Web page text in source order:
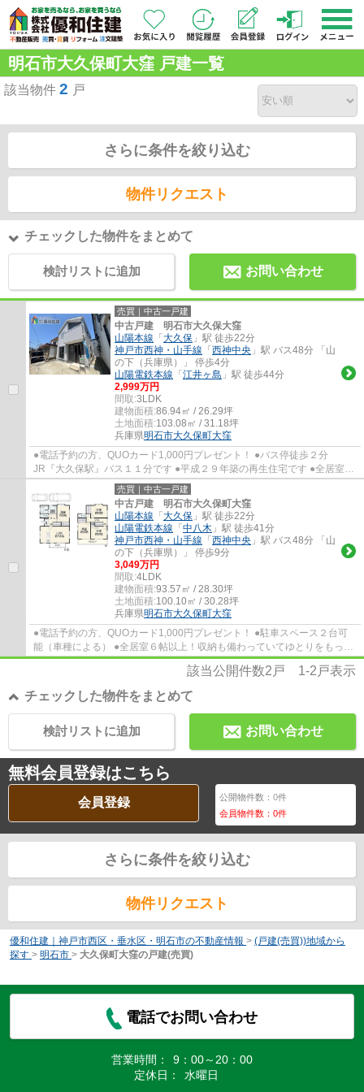
明石市大久保町大窪 戸建一覧
該当物件 2 戸
さらに条件を絞り込む
物件リクエスト
チェックした物件をまとめて
検討リストに追加 お問い合わせ
売買｜中古一戸建
中古戸建 明石市大久保大窪
山陽本線 「大久保 」駅 徒歩22分
神戸市西神・山手線 「西神中央 」駅 バス48分 「山
の下（兵庫県）」 停歩4分
山陽電鉄本線 「江井ヶ島 」駅 徒歩44分
2,999万円
間取:3LDK
建物面積:86.94㎡ / 26.29坪
土地面積:103.08㎡ / 31.18坪
兵庫県明石市大久保町大窪
●電話予約の方、QUOカード1,000円プレゼント！ ●バス停徒歩２分
JR『大久保駅』バス１１分です ●平成２９年築の再生住宅です ●全居室収
納有り！各居室２面採光です！ ●スーパー・コンビ...
売買｜中古一戸建
中古戸建 明石市大久保町大窪
山陽本線 「大久保 」駅 徒歩22分
山陽電鉄本線 「中八木 」駅 徒歩41分
神戸市西神・山手線 「西神中央 」駅 バス48分 「山
の下（兵庫県）」 停歩9分
3,049万円
間取:4LDK
建物面積:93.57㎡ / 28.30坪
土地面積:100.10㎡ / 30.28坪
兵庫県明石市大久保町大窪
●電話予約の方、QUOカード1,000円プレゼント！ ●駐車スペース２台可
能（車種による） ●全居室６帖以上！収納も備わっていてゆとりをもって
生活できます ●外装・内装リフォームされて快...
該当公開件数2 戸 1-2 戸表示
チェックした物件をまとめて
お問い合わせ
検討リストに追加
無料会員登録はこちら
会員登録 公開物件数：0件
会員物件数：0件
さらに条件を絞り込む
物件リクエスト
優和住建｜神戸市西区・垂水区・明石市の不動産情報 > (戸建(売買))地域から
探す > 明石市 > 大久保町大窪の戸建(売買)
電話でお問い合わせ
営業時間：
9：00～20：00
定休日：
水曜日